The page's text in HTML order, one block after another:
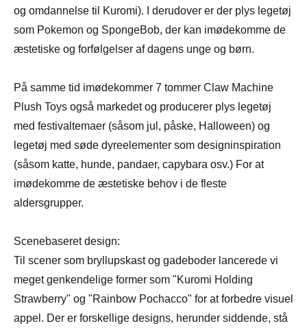
og omdannelse til Kuromi). I derudover er der plys legetøj
som Pokemon og SpongeBob, der kan imødekomme de
æstetiske og forfølgelser af dagens unge og børn.
På samme tid imødekommer 7 tommer Claw Machine
Plush Toys også markedet og producerer plys legetøj
med festivaltemaer (såsom jul, påske, Halloween) og
legetøj med søde dyreelementer som designinspiration
(såsom katte, hunde, pandaer, capybara osv.) For at
imødekomme de æstetiske behov i de fleste
aldersgrupper.
Scenebaseret design:
Til scener som bryllupskast og gadeboder lancerede vi
meget genkendelige former som "Kuromi Holding
Strawberry" og "Rainbow Pochacco" for at forbedre visuel
appel. Der er forskellige designs, herunder siddende, stå